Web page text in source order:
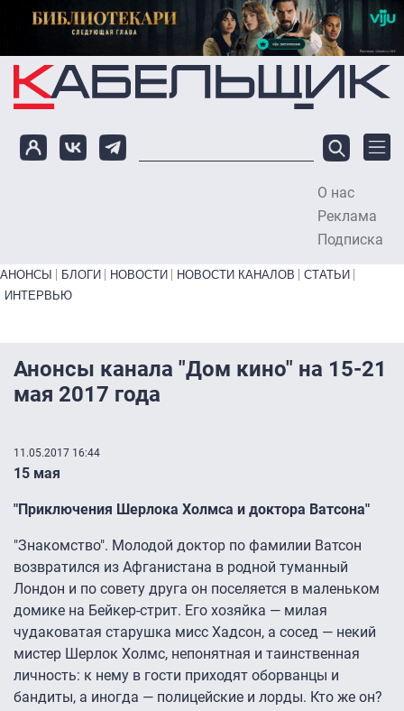
Перейти к основному содержанию
О нас
Реклама
Подписка
Primary links bottom
АНОНСЫ БЛОГИ НОВОСТИ НОВОСТИ КАНАЛОВ
СТАТЬИ
ИНТЕРВЬЮ
Анонсы канала "Дом кино" на 15-21
мая 2017 года
11.05.2017 16:44
15 мая
"Приключения Шерлока Холмса и доктора Ватсона"
"Знакомство". Молодой доктор по фамилии Ватсон
возвратился из Афганистана в родной туманный
Лондон и по совету друга он поселяется в маленьком
домике на Бейкер-стрит. Его хозяйка — милая
чудаковатая старушка мисс Хадсон, а сосед — некий
мистер Шерлок Холмс, непонятная и таинственная
личность: к нему в гости приходят оборванцы и
бандиты, а иногда — полицейские и лорды. Кто же он?